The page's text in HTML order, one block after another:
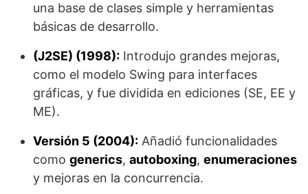
una base de clases simple y herramientas
básicas de desarrollo.
(J2SE) (1998): Introdujo grandes mejoras,
como el modelo Swing para interfaces
gráficas, y fue dividida en ediciones (SE, EE y
ME).
Versión 5 (2004): Añadió funcionalidades
como generics, autoboxing, enumeraciones
y mejoras en la concurrencia.